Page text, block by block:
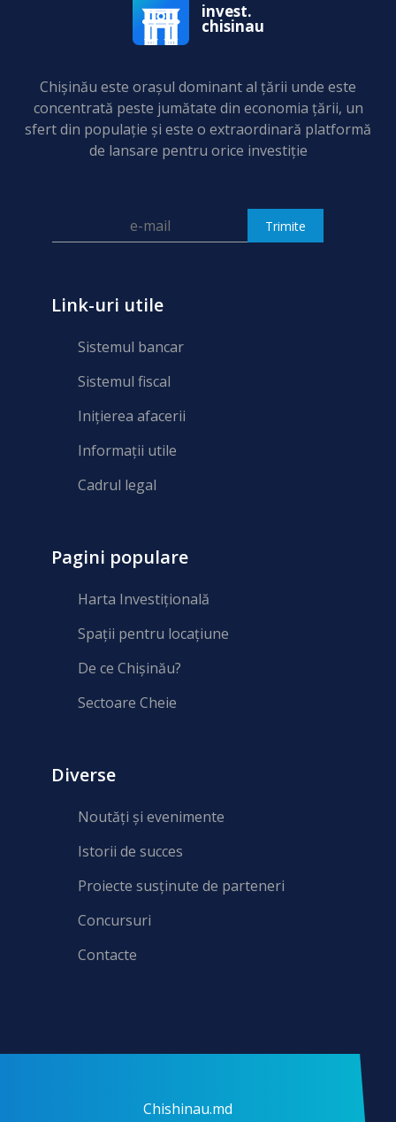
invest.
chisinau
Chişinău este oraşul dominant al ţării unde este
concentrată peste jumătate din economia ţării, un
sfert din populaţie și este o extraordinară platformă
de lansare pentru orice investiție
Link-uri utile
Sistemul bancar
Sistemul fiscal
Inițierea afacerii
Informații utile
Cadrul legal
Pagini populare
Harta Investițională
Spații pentru locațiune
De ce Chișinău?
Sectoare Cheie
Diverse
Noutăți și evenimente
Istorii de succes
Proiecte susținute de parteneri
Concursuri
Contacte
Chishinau.md